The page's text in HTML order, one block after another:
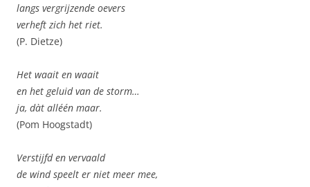
langs vergrijzende oevers
verheft zich het riet.
(P. Dietze)
Het waait en waait
en het geluid van de storm…
ja, dàt alléén maar.
(Pom Hoogstadt)
Verstijfd en vervaald
de wind speelt er niet meer mee,